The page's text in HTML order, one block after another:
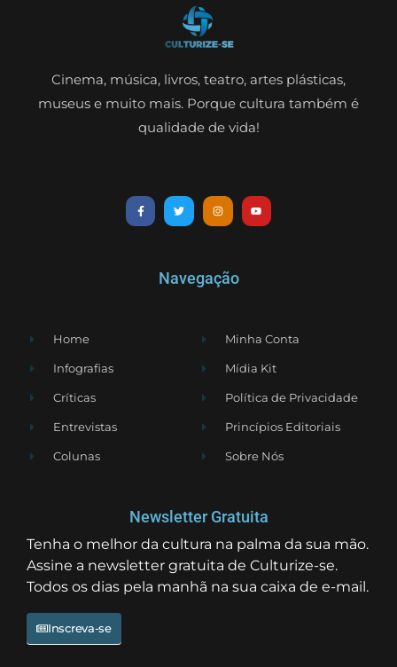
Cinema, música, livros, teatro, artes plásticas,
museus e muito mais. Porque cultura também é
qualidade de vida!
Navegação
Home
Infografias
Críticas
Entrevistas
Colunas
Minha Conta
Mídia Kit
Política de Privacidade
Princípios Editoriais
Sobre Nós
Newsletter Gratuita
Tenha o melhor da cultura na palma da sua mão.
Assine a newsletter gratuita de Culturize-se.
Todos os dias pela manhã na sua caixa de e-mail.
Inscreva-se